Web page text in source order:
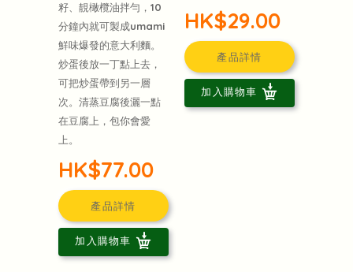
籽、靚橄欖油拌勻，10
分鐘內就可製成umami
鮮味爆發的意大利麵。
炒蛋後放一丁點上去，
可把炒蛋帶到另一層
次。清蒸豆腐後灑一點
在豆腐上，包你會愛
上。
HK$77.00
產品詳情
加入購物車
HK$29.00
產品詳情
加入購物車